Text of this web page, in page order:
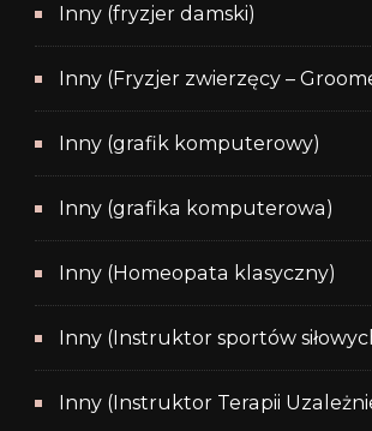
Inny (fryzjer damski)
Inny (Fryzjer zwierzęcy –
Inny (grafik komputerowy)
Inny (grafika komputerowa)
Inny (Homeopata klasyczny)
Inny (Instruktor sportów
Inny (Instruktor Terapii